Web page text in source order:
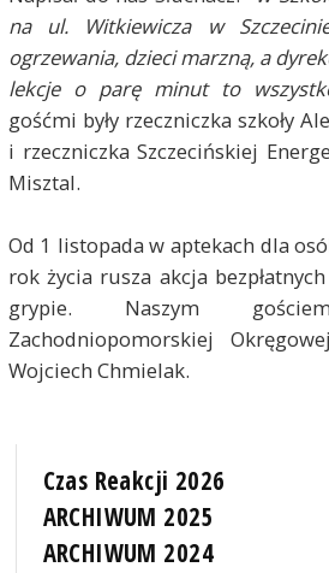
na ul. Witkiewicza w
ogrzewania, dzieci marzną, a
lekcje o parę minut to
gośćmi były rzeczniczka szkoły
i rzeczniczka Szczecińskiej
Misztal.
Od 1 listopada w aptekach dla
rok życia rusza akcja
grypie. Naszym
Zachodniopomorskiej
Wojciech Chmielak.
Czas Reakcji 2026
ARCHIWUM 2025
ARCHIWUM 2024